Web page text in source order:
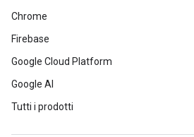
Chrome
Firebase
Google Cloud Platform
Google AI
Tutti i prodotti